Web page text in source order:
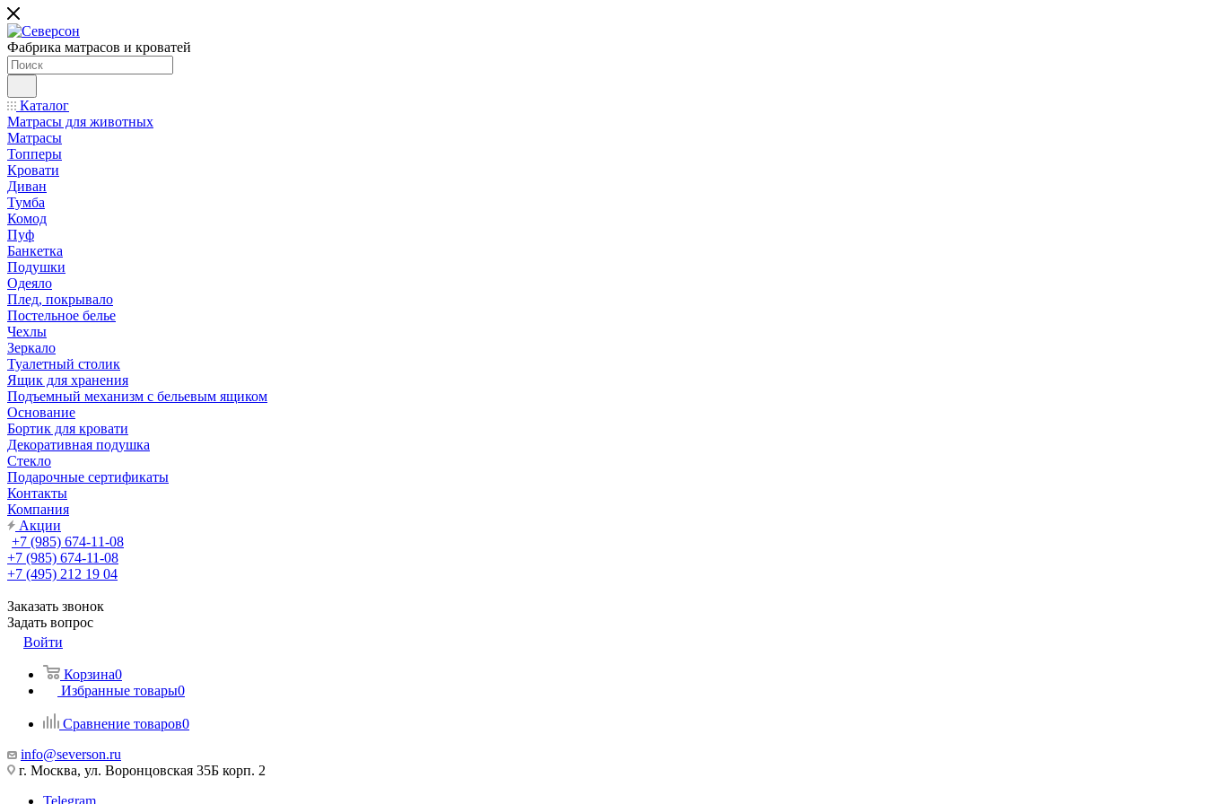
Фабрика матрасов и кроватей
Каталог
Матрасы для животных
Матрасы
Топперы
Кровати
Диван
Тумба
Комод
Пуф
Банкетка
Подушки
Одеяло
Плед, покрывало
Постельное белье
Чехлы
Зеркало
Туалетный столик
Ящик для хранения
Подъемный механизм с бельевым ящиком
Основание
Бортик для кровати
Декоративная подушка
Стекло
Подарочные сертификаты
Контакты
Компания
Акции
+7 (985) 674-11-08
+7 (985) 674-11-08
+7 (495) 212 19 04
Заказать звонок
Задать вопрос
Войти
Корзина0
Избранные товары0
Сравнение товаров0
info@severson.ru
г. Москва, ул. Воронцовская 35Б корп. 2
Telegram